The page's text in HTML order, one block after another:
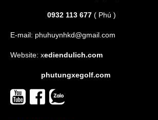
0932 113 677 ( Phú )
E-mail: phuhuynhkd@gmail.com
Website: xediendulich.com
phutungxegolf.com